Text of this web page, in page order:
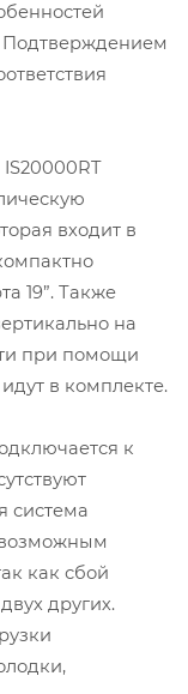
Подтверждением
входит в
19”. Также
на
при помощи
в комплекте.
к
система
как сбой
других.